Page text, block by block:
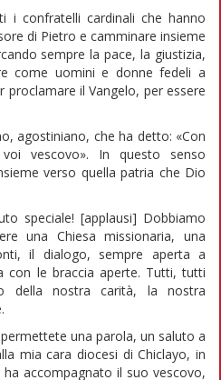
i confratelli cardinali che hanno
di Pietro e camminare insieme
sempre la pace, la giustizia,
come uomini e donne fedeli a
proclamare il Vangelo, per essere
agostiniano, che ha detto: «Con
vescovo». In questo senso
verso quella patria che Dio
speciale! [applausi] Dobbiamo
una Chiesa missionaria, una
il dialogo, sempre aperta a
con le braccia aperte. Tutti, tutti
della nostra carità, la nostra
una parola, un saluto a
mia cara diocesi di Chiclayo, in
accompagnato il suo vescovo,